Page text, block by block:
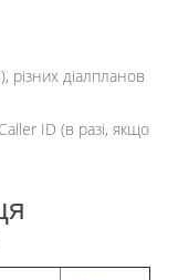
різних діалпланов
ID (в разі, якщо